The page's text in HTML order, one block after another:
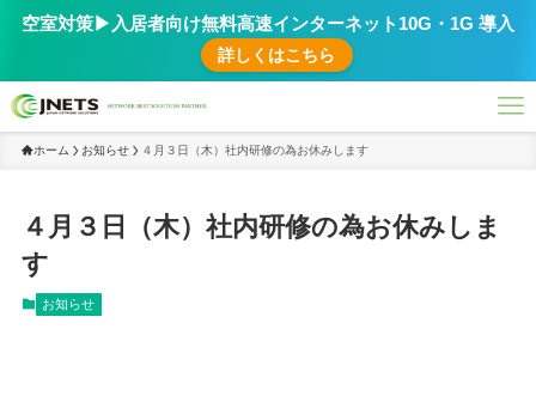
空室対策▶︎入居者向け無料高速インターネット10G・1G 導入
詳しくはこちら
ホーム お知らせ ４月３日（木）社内研修の為お休みします
４月３日（木）社内研修の為お休みしま
す
お知らせ